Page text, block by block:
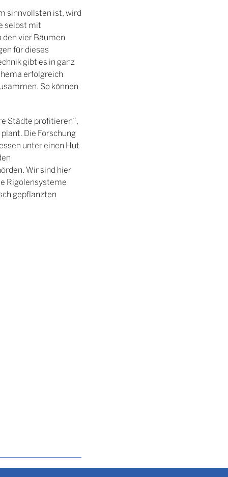
sinnvollsten ist, wird
selbst mit
vier Bäumen
für dieses
gibt es in ganz
erfolgreich
So können
Städte profitieren“,
Die Forschung
unter einen Hut
Wir sind hier
Rigolensysteme
gepflanzten